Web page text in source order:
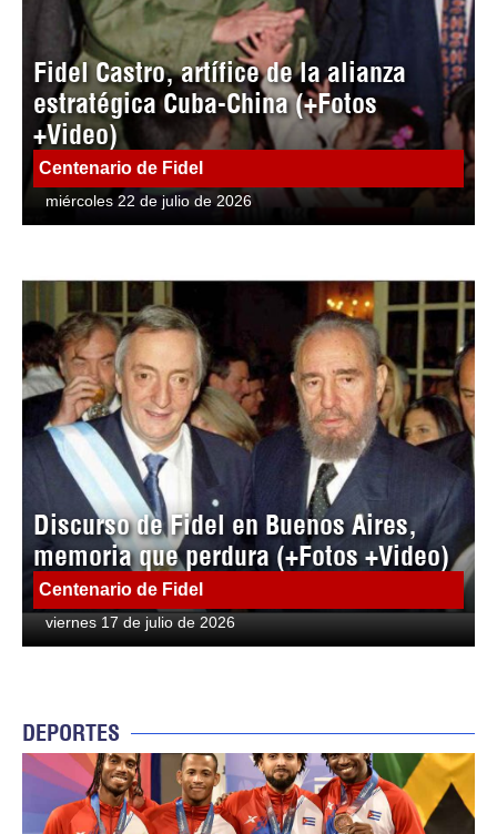
Fidel Castro, artífice de la alianza
estratégica Cuba-China (+Fotos
+Video)
Centenario de Fidel
miércoles 22 de julio de 2026
Discurso de Fidel en Buenos Aires,
memoria que perdura (+Fotos +Video)
Centenario de Fidel
viernes 17 de julio de 2026
DEPORTES